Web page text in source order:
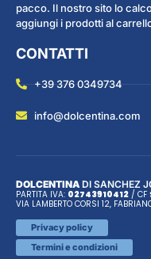
pacco. Il nostro sito lo
aggiungi i prodotti al
CONTATTI
+39 376 0349734
info@dolcentina.com
DOLCENTINA DI SANCHEZ
PARTITA IVA: 02743910412 / CF
VIA LAMBERTO CORSI 12,
Privacy policy
Termini e condizioni